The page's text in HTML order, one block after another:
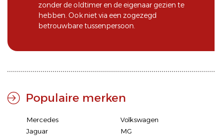
zonder de oldtimer en de eigenaar gezien te
hebben. Ook niet via een zogezegd
betrouwbare tussenpersoon.
Populaire merken
Mercedes
Volkswagen
Jaguar
MG